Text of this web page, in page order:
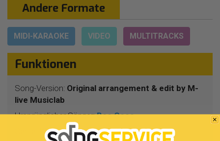
Andere Formate
MIDI-KARAOKE VIDEO MULTITRACKS
Funktionen
Song-Version: Original arrangement & edit by M-
live Musiclab
Ursprünglicher Sänger:Bee Gees
Klassiker 70-er